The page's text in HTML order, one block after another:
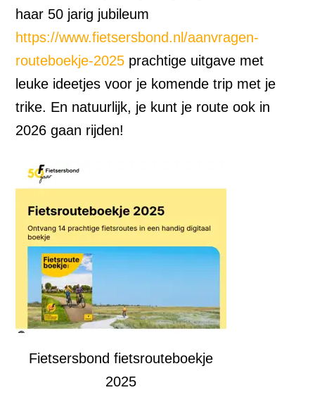
haar 50 jarig jubileum
https://www.fietsersbond.nl/aanvragen-
routeboekje-2025 prachtige uitgave met
leuke ideetjes voor je komende trip met je
trike. En natuurlijk, je kunt je route ook in
2026 gaan rijden!
Fietsersbond fietsrouteboekje
2025